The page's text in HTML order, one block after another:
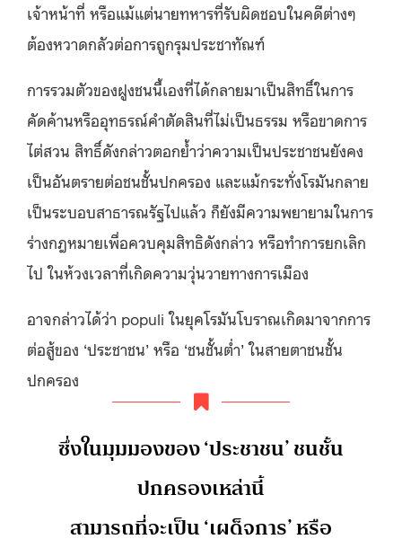
เจ้าหน้าที่ หรือแม้แต่นายทหารที่รับผิดชอบในคดีต่างๆ
ต้องหวาดกลัวต่อการถูกรุมประชาทัณฑ์
การรวมตัวของฝูงชนนี้เองที่ได้กลายมาเป็นสิทธิ์ในการ
คัดค้านหรืออุทธรณ์คำตัดสินที่ไม่เป็นธรรม หรือขาดการ
ไต่สวน สิทธิ์ดังกล่าวตอกย้ำว่าความเป็นประชาชนยังคง
เป็นอันตรายต่อชนชั้นปกครอง และแม้กระทั่งโรมันกลาย
เป็นระบอบสาธารณรัฐไปแล้ว ก็ยังมีความพยายามในการ
ร่างกฎหมายเพื่อควบคุมสิทธิดังกล่าว หรือทำการยกเลิก
ไป ในห้วงเวลาที่เกิดความวุ่นวายทางการเมือง
อาจกล่าวได้ว่า populi ในยุคโรมันโบราณเกิดมาจากการ
ต่อสู้ของ ‘ประชาชน’ หรือ ‘ชนชั้นต่ำ’ ในสายตาชนชั้น
ปกครอง
ซึ่งในมุมมองของ ‘ประชาชน’ ชนชั้น
ปกครองเหล่านี้
สามารถที่จะเป็น ‘เผด็จการ’ หรือ